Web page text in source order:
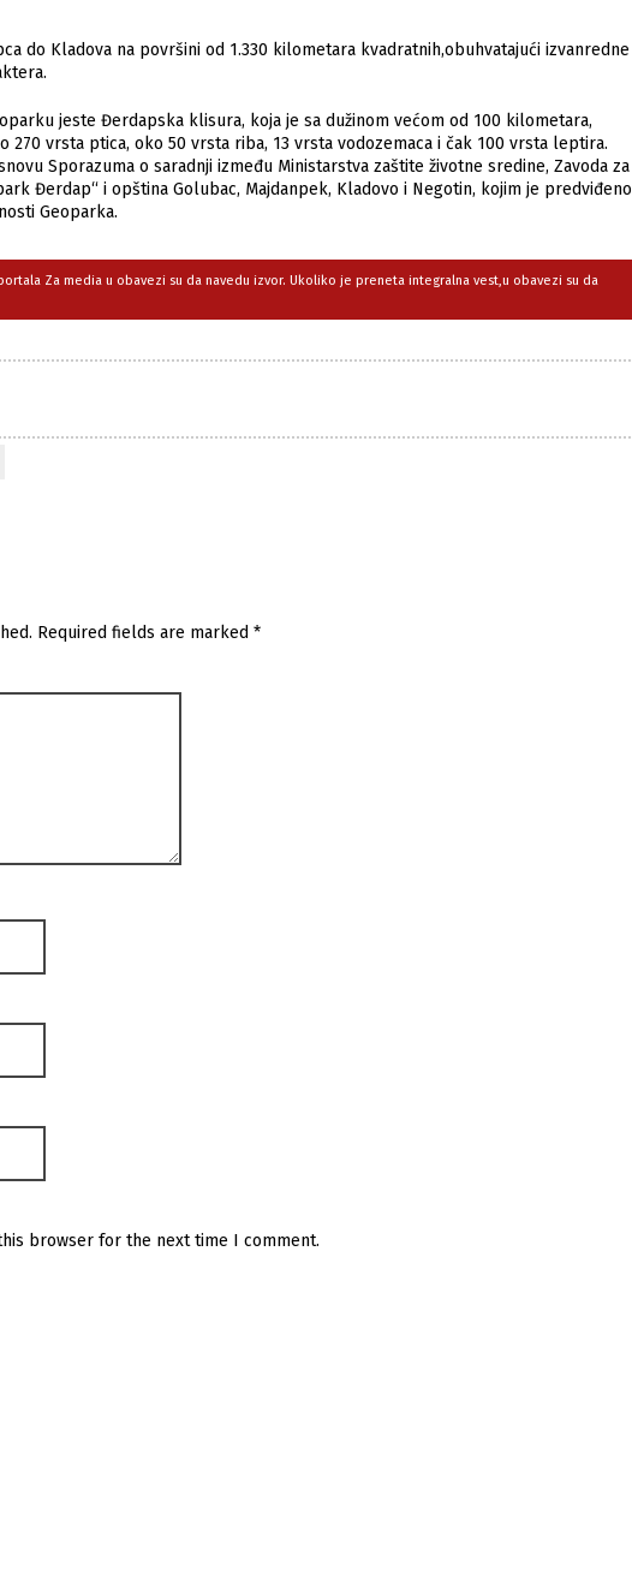
do Kladova na površini od 1.330 kilometara kvadratnih,obuhvatajući izvanredne
jeste Đerdapska klisura, koja je sa dužinom većom od 100 kilometara,
270 vrsta ptica, oko 50 vrsta riba, 13 vrsta vodozemaca i čak 100 vrsta leptira.
Sporazuma o saradnji između Ministarstva zaštite životne sredine, Zavoda za
Đerdap“ i opština Golubac, Majdanpek, Kladovo i Negotin, kojim je predviđeno
Geoparka.
Za media u obavezi su da navedu izvor. Ukoliko je preneta integralna vest,u obavezi su da
Required fields are marked *
browser for the next time I comment.